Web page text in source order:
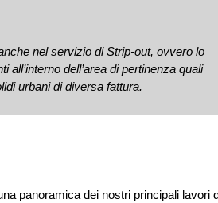
nel servizio di Strip-out, ovvero lo
all’interno dell’area di pertinenza quali
urbani di diversa fattura.
panoramica dei nostri principali lavori